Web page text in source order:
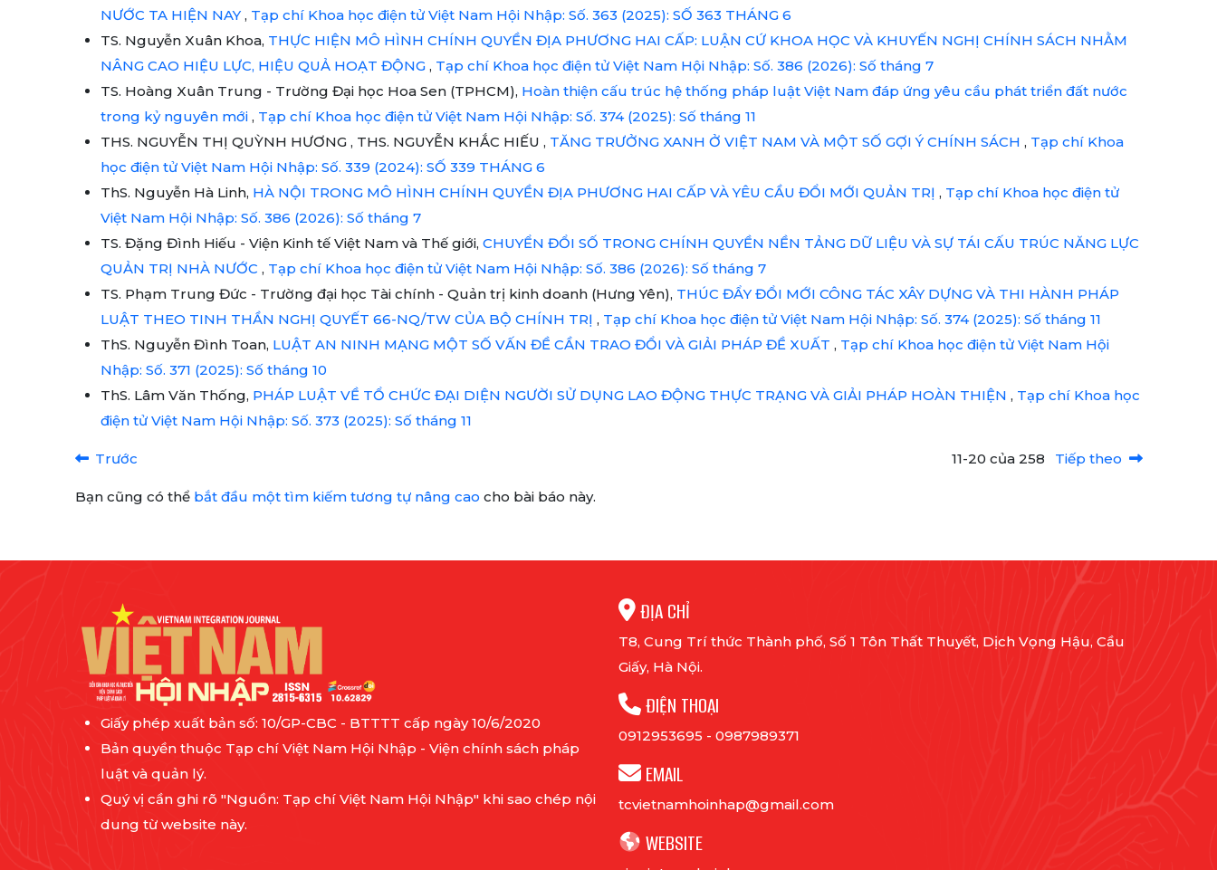
NƯỚC TA HIỆN NAY , Tạp chí Khoa học điện tử Việt Nam Hội Nhập: Số. 363 (2025): SỐ 363 THÁNG 6
TS. Nguyễn Xuân Khoa, THỰC HIỆN MÔ HÌNH CHÍNH QUYỀN ĐỊA PHƯƠNG HAI CẤP: LUẬN CỨ KHOA HỌC VÀ KHUYẾN NGHỊ CHÍNH SÁCH NHẰM
NÂNG CAO HIỆU LỰC, HIỆU QUẢ HOẠT ĐỘNG , Tạp chí Khoa học điện tử Việt Nam Hội Nhập: Số. 386 (2026): Số tháng 7
TS. Hoàng Xuân Trung - Trường Đại học Hoa Sen (TPHCM), Hoàn thiện cấu trúc hệ thống pháp luật Việt Nam đáp ứng yêu cầu phát triển đất nước
trong kỷ nguyên mới , Tạp chí Khoa học điện tử Việt Nam Hội Nhập: Số. 374 (2025): Số tháng 11
THS. NGUYỄN THỊ QUỲNH HƯƠNG , THS. NGUYỄN KHẮC HIẾU , TĂNG TRƯỞNG XANH Ở VIỆT NAM VÀ MỘT SỐ GỢI Ý CHÍNH SÁCH , Tạp chí Khoa
học điện tử Việt Nam Hội Nhập: Số. 339 (2024): SỐ 339 THÁNG 6
ThS. Nguyễn Hà Linh, HÀ NỘI TRONG MÔ HÌNH CHÍNH QUYỀN ĐỊA PHƯƠNG HAI CẤP VÀ YÊU CẦU ĐỔI MỚI QUẢN TRỊ , Tạp chí Khoa học điện tử
Việt Nam Hội Nhập: Số. 386 (2026): Số tháng 7
TS. Đặng Đình Hiếu - Viện Kinh tế Việt Nam và Thế giới, CHUYỂN ĐỔI SỐ TRONG CHÍNH QUYỀN NỀN TẢNG DỮ LIỆU VÀ SỰ TÁI CẤU TRÚC NĂNG LỰC
QUẢN TRỊ NHÀ NƯỚC , Tạp chí Khoa học điện tử Việt Nam Hội Nhập: Số. 386 (2026): Số tháng 7
TS. Phạm Trung Đức - Trường đại học Tài chính - Quản trị kinh doanh (Hưng Yên), THÚC ĐẨY ĐỔI MỚI CÔNG TÁC XÂY DỰNG VÀ THI HÀNH PHÁP
LUẬT THEO TINH THẦN NGHỊ QUYẾT 66-NQ/TW CỦA BỘ CHÍNH TRỊ , Tạp chí Khoa học điện tử Việt Nam Hội Nhập: Số. 374 (2025): Số tháng 11
ThS. Nguyễn Đình Toan, LUẬT AN NINH MẠNG MỘT SỐ VẤN ĐỀ CẦN TRAO ĐỔI VÀ GIẢI PHÁP ĐỀ XUẤT , Tạp chí Khoa học điện tử Việt Nam Hội
Nhập: Số. 371 (2025): Số tháng 10
ThS. Lâm Văn Thống, PHÁP LUẬT VỀ TỔ CHỨC ĐẠI DIỆN NGƯỜI SỬ DỤNG LAO ĐỘNG THỰC TRẠNG VÀ GIẢI PHÁP HOÀN THIỆN , Tạp chí Khoa học
điện tử Việt Nam Hội Nhập: Số. 373 (2025): Số tháng 11
Trước 11-20 của 258 Tiếp theo
Bạn cũng có thể bắt đầu một tìm kiếm tương tự nâng cao cho bài báo này.
Giấy phép xuất bản số: 10/GP-CBC - BTTTT cấp ngày 10/6/2020
Bản quyền thuộc Tạp chí Việt Nam Hội Nhập - Viện chính sách pháp
luật và quản lý.
Quý vị cần ghi rõ "Nguồn: Tạp chí Việt Nam Hội Nhập" khi sao chép nội
dung từ website này.
ĐỊA CHỈ
T8, Cung Trí thức Thành phố, Số 1 Tôn Thất Thuyết, Dịch Vọng Hậu, Cầu
Giấy, Hà Nội.
ĐIỆN THOẠI
0912953695 - 0987989371
EMAIL
tcvietnamhoinhap@gmail.com
WEBSITE